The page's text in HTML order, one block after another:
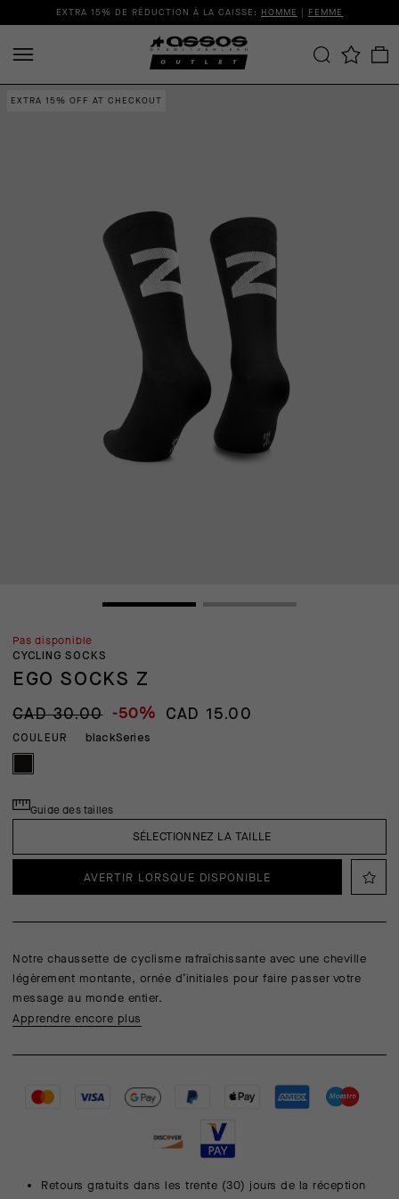
EXTRA 15% DE RÉDUCTION À LA CAISSE: HOMME | FEMME
EXTRA 15% OFF AT CHECKOUT
Pas disponible
CYCLING SOCKS
EGO SOCKS Z
CAD 30.00 -50% CAD 15.00
COULEUR blackSeries
SÉLECTIONNEZ LA TAILLE
Guide des tailles
AVERTIR LORSQUE DISPONIBLE
Notre chaussette de cyclisme rafraîchissante avec une cheville
légèrement montante, ornée d’initiales pour faire passer votre
message au monde entier.
Apprendre encore plus
Retours gratuits dans les trente (30) jours de la réception